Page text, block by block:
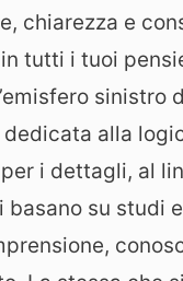
chiarezza e
tutti i tuoi
sinistro
alla
per i dettagli, al
basano su studi